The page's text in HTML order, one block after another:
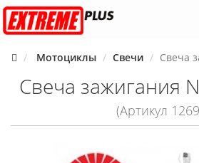
Мотоциклы Свечи Свеча
Свеча зажигания
(Артикул